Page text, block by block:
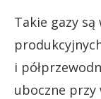
Takie gazy
i
uboczne przy